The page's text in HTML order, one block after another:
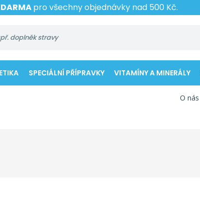
pro všechny objednávky nad 500 Kč.
SPECIÁLNÍ PŘÍPRAVKY VITAMÍNY A MINERÁLY
O nás